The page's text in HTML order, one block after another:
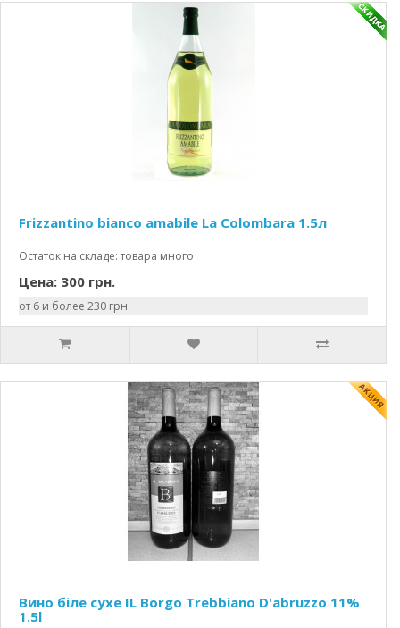
Frizzantino bianco amabile La Colombara 1.5л
Остаток на складе: товара много
Цена: 300 грн.
от 6 и более 230 грн.
Вино біле сухе IL Borgo Trebbiano D'abruzzo 11%
1.5l